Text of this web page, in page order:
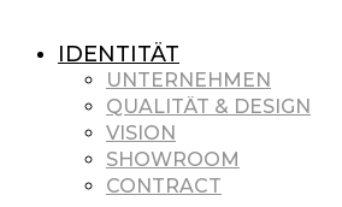
IDENTITÄT
UNTERNEHMEN
QUALITÄT & DESIGN
VISION
SHOWROOM
CONTRACT